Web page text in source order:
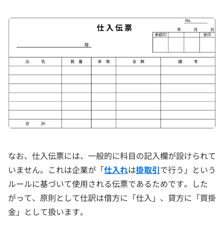
なお、仕入伝票には、一般的に科目の記入欄が設けられて
いません。これは企業が「仕入れは掛取引で行う」という
ルールに基づいて使用される伝票であるためです。した
がって、原則として仕訳は借方に「仕入」、貸方に「買掛
金」として扱います。